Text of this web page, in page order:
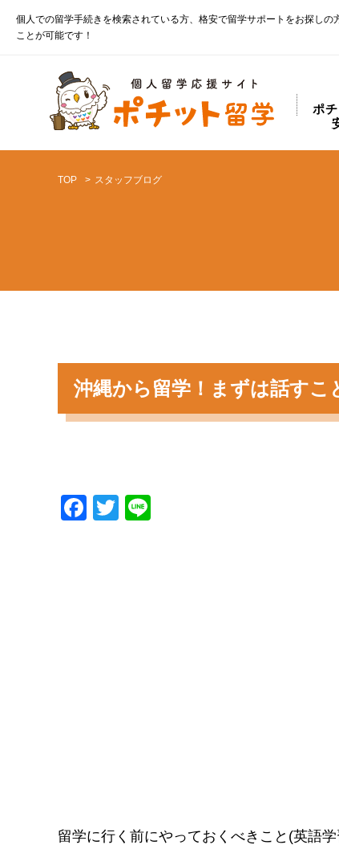
個人での留学手続きを検索されている方、格安で留学サポートをお探し
ことが可能です！
ポ
TOP スタッフブログ
沖縄から留学！まずは話すこ
F
T
留学に行く前にやっておくべきこと(英語